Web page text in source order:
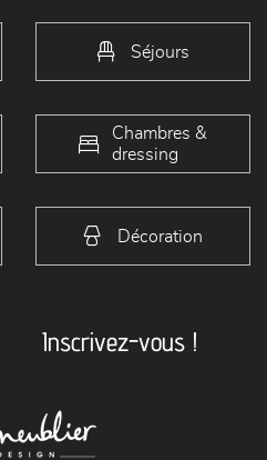
Séjours
Chambres &
dressing
Décoration
Inscrivez-vous !